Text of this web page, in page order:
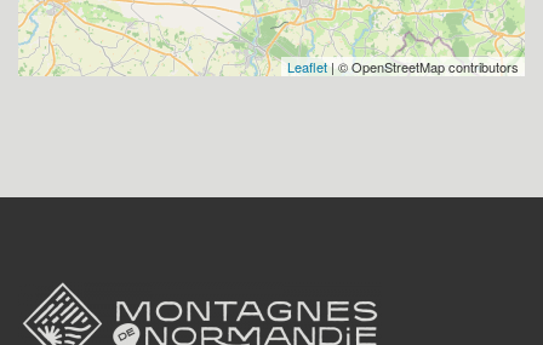
Leaflet | © OpenStreetMap contributors